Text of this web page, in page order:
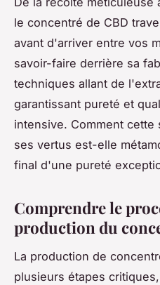
le concentré de CBD
avant d'arriver entre vos
savoir-faire derrière sa
techniques allant de
garantissant pureté et
intensive. Comment
ses vertus est-elle
final d'une pureté
Comprendre le
production du
La production de
plusieurs étapes